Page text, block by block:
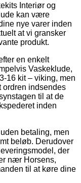
Interiør og
kan være
nye varer inden
at vi gransker
produkt.
en enkelt
Vaskeklude,
16 kit – viking, men
indsendes
til at de
inden
betaling, men
beløb. Derudover
der
nær Horsens,
til at køre dine